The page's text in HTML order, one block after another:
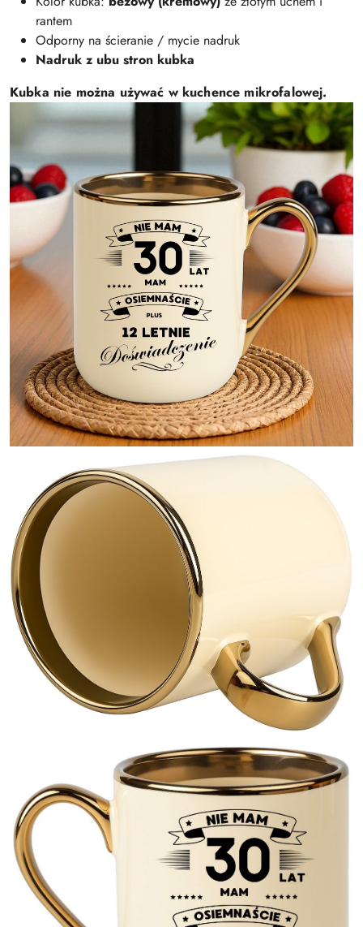
rantem
Odporny na ścieranie / mycie nadruk
Nadruk z ubu stron kubka
Kubka nie można używać w kuchence mikrofalowej.